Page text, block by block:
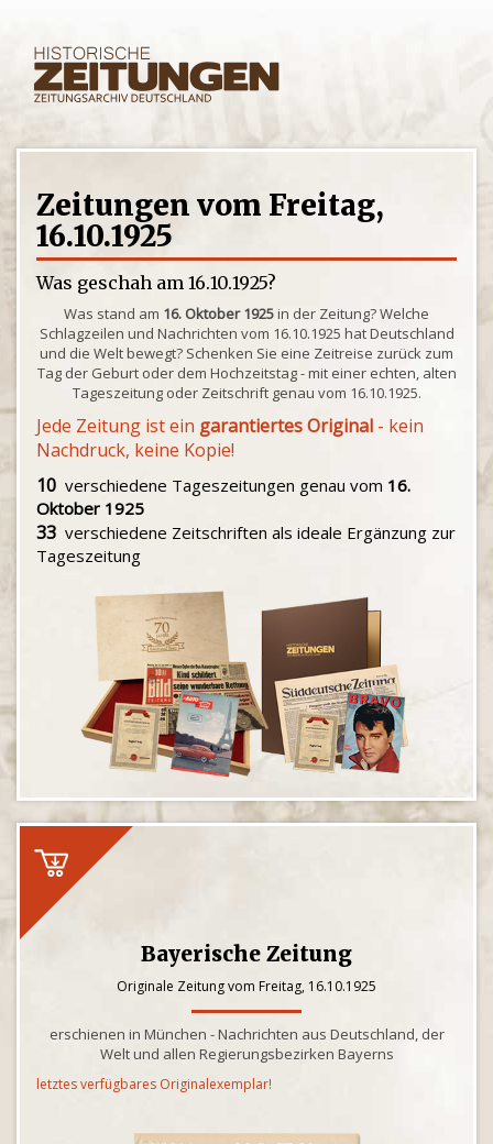
Zeitungen vom Freitag,
16.10.1925
Was geschah am 16.10.1925?
Was stand am 16. Oktober 1925in der Zeitung? Welche
Schlagzeilen und Nachrichten vom 16.10.1925 hat Deutschland
und die Welt bewegt? Schenken Sie eine Zeitreise zurück zum
Tag der Geburt oder dem Hochzeitstag - mit einer echten, alten
Tageszeitung oder Zeitschrift genau vom 16.10.1925.
Jede Zeitung ist ein garantiertes Original - kein
Nachdruck, keine Kopie!
10 verschiedene Tageszeitungen genau vom 16.
Oktober 1925
33 verschiedene Zeitschriften als ideale Ergänzung zur
Tageszeitung
Bayerische Zeitung
Originale Zeitung vom Freitag, 16.10.1925
erschienen in München - Nachrichten aus Deutschland, der
Welt und allen Regierungsbezirken Bayerns
letztes verfügbares Originalexemplar!